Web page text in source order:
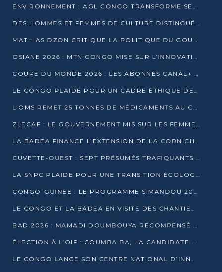
ENVIRONNEMENT : AGL CONGO TRANSFORME SES DÉCHETS EN OUTILS DE FORMATION
DES HOMMES ET FEMMES DE CULTURE DISTINGUÉS POUR LEUR ENGAGEMENT PAR BANTOU CULTURE
MATHIAS DZON CRITIQUE LA POLITIQUE DU GOUVERNEMENT ET ALERTE SUR LA DETTE DU CONGO
OSIANE 2026 : MTN CONGO MISE SUR L’INNOVATION POUR RELEVER LES DÉFIS AFRICAINS
COUPE DU MONDE 2026 : LES ABONNÉS CANAL+ AU CONGO DÉÇUS À QUELQUES JOURS DU COUP D’ENVOI
LE CONGO PLAIDE POUR UN CADRE ÉTHIQUE DE L’INTELLIGENCE ARTIFICIELLE À DAKAR
L’OMS REMET 25 TONNES DE MÉDICAMENTS AU CONGO POUR RENFORCER LA RIPOSTE AUX ÉPIDÉMIES
ZLECAF : LE GOUVERNEMENT MIS SUR LES FEMMES ENTREPRENEURES
LA BADEA FINANCE L’EXTENSION DE LA CORNICHE SUD DE BRAZZAVILLE
CUVETTE-OUEST : SEPT PRÉSUMÉS TRAFIQUANTS DE FAUNE INTERPELLÉS À EWO ET KELLÉ
LA SNPC PLAIDE POUR UNE TRANSITION ÉCOLOGIQUE PROGRESSIVE
CONGO-GUINÉE : LE PROGRAMME SIMANDOU 2040 AU CŒUR DES ÉCHANGES À LA BAD
LE CONGO ET LA BADEA EN VISITE DES CHANTIERS
BAD 2026 : MAMADI DOUMBOUYA RÉCOMPENSÉ PAR LE TROPHÉE BABACAR NDIAYE À BRAZZAVILLE
ÉLECTION À L’OIF : COUMBA BA, LA CANDIDATE DISCRÈTE QUI BOUSCULE LE JEU DIPLOMATIQUE
LE CONGO LANCE SON CENTRE NATIONAL D’INNOVATION